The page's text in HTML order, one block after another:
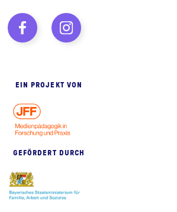
EIN PROJEKT VON
GEFÖRDERT DURCH